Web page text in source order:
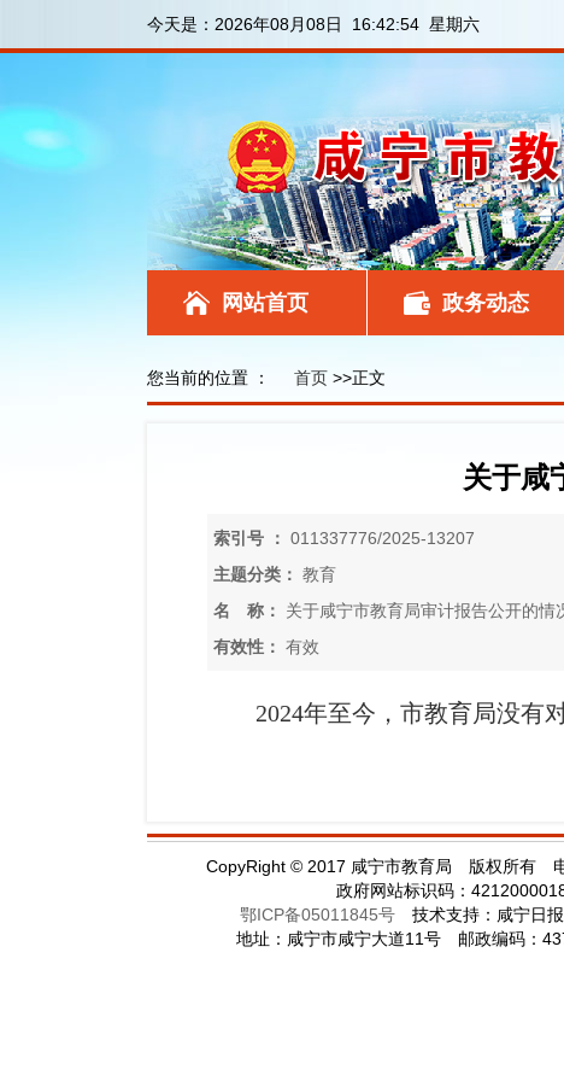
今天是： 2026年08月08日 16:42:55 星期六
网站首页 政务动态
您当前的位置 ： 首页 >>正文
关于咸
索引号 ： 011337776/2025-13207
主题分类： 教育
名 称：
关于咸宁市教育局审计报告公开的情
有效性： 有效
2024年至今，市教育局没有对
CopyRight ©2017 咸宁市教育局 版权所有
政府网站标识码：
鄂ICP备05011845号技术支持：咸宁日
地址：咸宁市咸宁大道11号 邮政编码：